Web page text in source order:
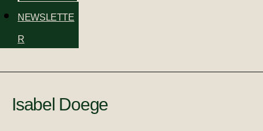
NEWSLETTE
R
Isabel Doege